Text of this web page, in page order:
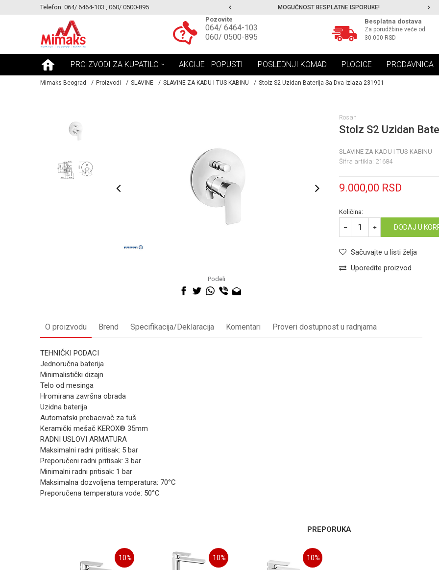
Telefon: 064/ 6464-103 , 060/ 0500-895
MOGUCNOST MONTAŽE PROIZVODA MOGUĆNOST BESPLATNE ISPORUKE!
Pozovite
064/ 6464-103
060/ 0500-895
Besplatna dostava
Za porudžbine veće od
30.000 RSD
PROIZVODI ZA KUPATILO AKCIJE I POPUSTI POSLEDNJI KOMAD PLOCICE PRODAVNICA
Mimaks Beograd Proizvodi SLAVINE SLAVINE ZA KADU I TUS KABINU Stolz S2 Uzidan Baterija Sa Dva Izlaza 231901
Podeli
Rosan
Stolz S2 Uzidan
SLAVINE ZA KADU I TUS KABINU
Šifra artikla: 21684
9.000,00 RSD
Količina:
DODAJ U
Sačuvajte u listi želja
Uporedite proizvod
O proizvodu Brend Specifikacija/Deklaracija Komentari Proveri dostupnost u radnjama
TEHNIČKI PODACI
Jednoručna baterija
Minimalistički dizajn
Telo od mesinga
Hromirana završna obrada
Uzidna baterija
Automatski prebacivač za tuš
Keramički mešač KEROX® 35mm
RADNI USLOVI ARMATURA
Maksimalni radni pritisak: 5 bar
Preporučeni radni pritisak: 3 bar
Minimalni radni pritisak: 1 bar
Maksimalna dozvoljena temperatura: 70°C
Preporučena temperatura vode: 50°C
Zemlja proizvodnje Srbija
PREPORUKA
10% 10% 10%